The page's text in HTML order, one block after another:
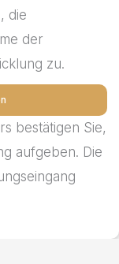
, die
der
zu.
bestätigen Sie,
aufgeben. Die